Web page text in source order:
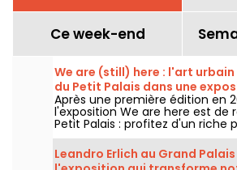
Ce week-end
We are (still) here : l'art
du Petit Palais dans une
gratuite cet été
Après une première édition en
l'exposition We are here est de
Petit Palais : profitez d'un riche
d'art urbain en plein cœur du
Beaux-Arts. L'exposition est
gratuitement du 20 juin au 20
Leandro Erlich au Grand Palais